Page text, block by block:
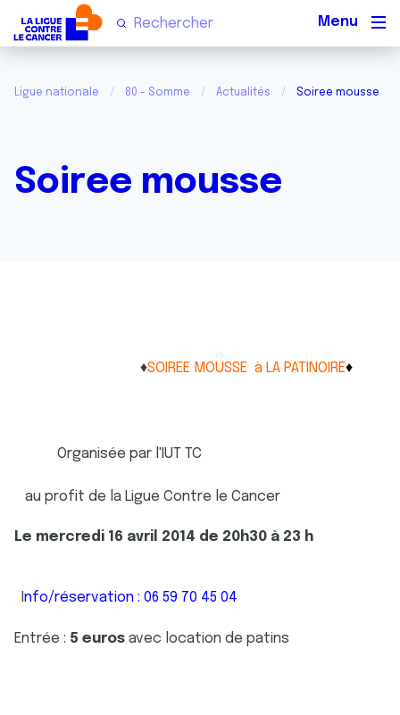
Ligue nationale 80 - Somme Actualités Soiree mousse
Soiree mousse
♦SOIREE MOUSSE à LA PATINOIRE♦
Organisée par l'IUT TC
au profit de la Ligue Contre le Cancer
Le mercredi 16 avril 2014 de 20h30 à 23 h
nfo/réservation : 06 59 70 45 04
Entrée : 5 euros avec location de patins